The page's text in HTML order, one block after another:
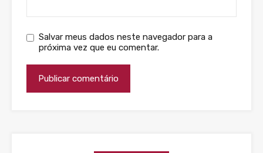
Salvar meus dados neste navegador para a
próxima vez que eu comentar.